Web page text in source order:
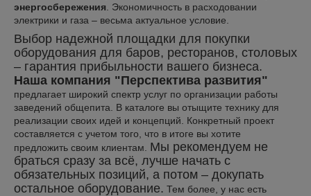
энергосбережения . Экономичность в расходовании
электрики и газа – весьма актуальное условие.
Выбор надежной площадки для покупки
оборудования для баров, ресторанов, столовых
– гарантия прибыльности вашего бизнеса.
Наша компания "Перспектива развития"
предлагает широкий спектр услуг по организации работы
заведений общепита. В каталоге вы отыщите технику для
реализации своих идей и концепций. Конкретный проект
составляется с учетом того, что в итоге вы хотите
предложить своим клиентам. Мы рекомендуем не
браться сразу за всё, лучше начать с
обязательных позиций, а потом – докупать
остальное оборудование. Тем более, у нас есть